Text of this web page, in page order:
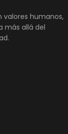
humanos,
más allá del